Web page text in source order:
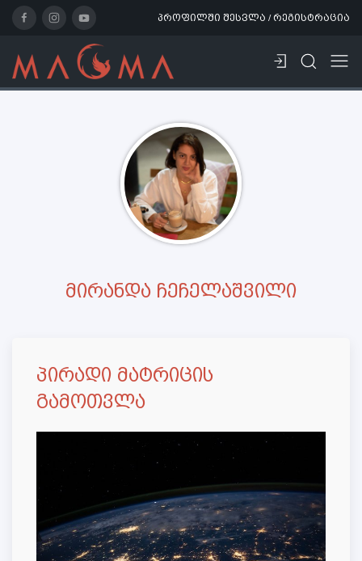
პროფილში შესვლა / რეგისტრაცია
მირანდა ჩეჩელაშვილი
პირადი მატრიცის
გამოთვლა